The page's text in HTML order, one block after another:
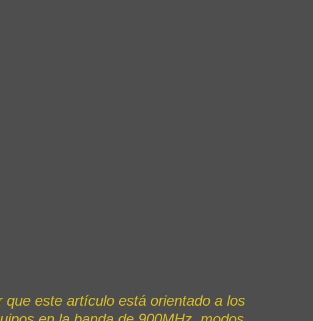
que este artículo está orientado a los